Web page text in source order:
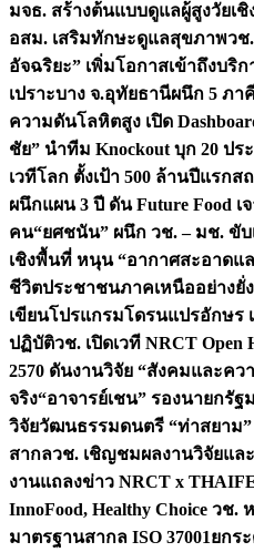
มจธ. สร้างต้นแบบดูแลผู้สูงวัยเ
อสม. เสริมทักษะดูแลสุขภาพวช
อัจฉริยะ” เพิ่มโอกาสเข้าถึงบริ
เปราะบาง จ.อุทัยธานีผนึก 5 ภาคี
ความดันโลหิตสูง เปิด
ชัย” นำทีม Knockout บุก 20 ป
เวทีโลก ตั้งเป้า 500 ล้านปีแรกส
ผนึกแผน 3 ปี ดัน Future Food เ
คน“ยศชนัน” ผนึก วช. – มช. ขั
เชิงพื้นที่ หนุน “อากาศสะอาด
ชีวิตประชาชนภาคเหนืออย่างยั่
เขียนโปรแกรมโดรนแปรอักษร
ปฏิบัติวช. เปิดเวที NRCT Open
2570 ดันงานวิจัย “สังคมและค
จริง“อาจารย์เชน” รองนายกรั
วิจัยวัฒนธรรมดนตรี “ท่าสยาม
สากลวช. เชิญชมผลงานวิจัยแ
งานแถลงข่าว NRCT x
InnoFood, Healthy Choice วช.
มาตรฐานสากล ISO 37001ยก